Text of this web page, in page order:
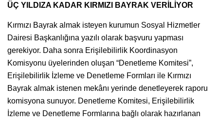
ÜÇ YILDIZA KADAR KIRMIZI BAYRAK VERİLİYOR
Kırmızı Bayrak almak isteyen kurumun Sosyal Hizmetler
Dairesi Başkanlığına yazılı olarak başvuru yapması
gerekiyor. Daha sonra Erişilebilirlik Koordinasyon
Komisyonu üyelerinden oluşan “Denetleme Komitesi”,
Erişilebilirlik İzleme ve Denetleme Formları ile Kırmızı
Bayrak almak istenen mekânı yerinde denetleyerek raporu
komisyona sunuyor. Denetleme Komitesi, Erişilebilirlik
İzleme ve Denetleme Formlarına bağlı olarak hazırlanan